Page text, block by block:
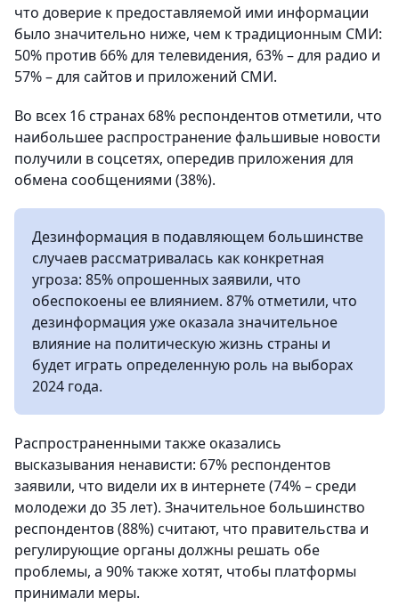
что доверие к предоставляемой ими информации
было значительно ниже, чем к традиционным СМИ:
50% против 66% для телевидения, 63% – для радио и
57% – для сайтов и приложений СМИ.
Во всех 16 странах 68% респондентов отметили, что
наибольшее распространение фальшивые новости
получили в соцсетях, опередив приложения для
обмена сообщениями (38%).
Дезинформация в подавляющем большинстве
случаев рассматривалась как конкретная
угроза: 85% опрошенных заявили, что
обеспокоены ее влиянием. 87% отметили, что
дезинформация уже оказала значительное
влияние на политическую жизнь страны и
будет играть определенную роль на выборах
2024 года.
Распространенными также оказались
высказывания ненависти: 67% респондентов
заявили, что видели их в интернете (74% – среди
молодежи до 35 лет). Значительное большинство
респондентов (88%) считают, что правительства и
регулирующие органы должны решать обе
проблемы, а 90% также хотят, чтобы платформы
принимали меры.